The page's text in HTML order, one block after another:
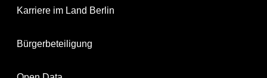
Karriere im Land Berlin
Bürgerbeteiligung